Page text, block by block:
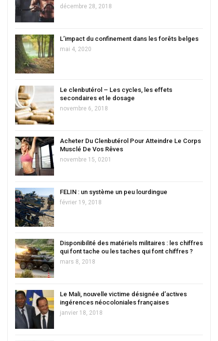
décembre 28, 2018
L’impact du confinement dans les forêts belges
mai 4, 2020
Le clenbutérol – Les cycles, les effets
secondaires et le dosage
novembre 6, 2018
Acheter Du Clenbutérol Pour Atteindre Le Corps
Musclé De Vos Rêves
novembre 15, 0201
FELIN : un système un peu lourdingue
février 19, 2018
Disponibilité des matériels militaires : les chiffres
qui font tache ou les taches qui font chiffres ?
mars 8, 2018
Le Mali, nouvelle victime désignée d’actives
ingérences néocoloniales françaises
janvier 18, 2018